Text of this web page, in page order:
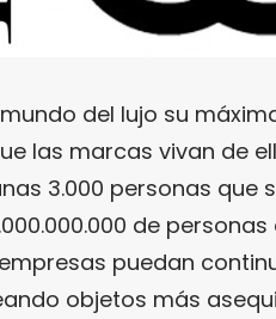
del lujo su
las marcas vivan de
3.000 personas
de
puedan
objetos más